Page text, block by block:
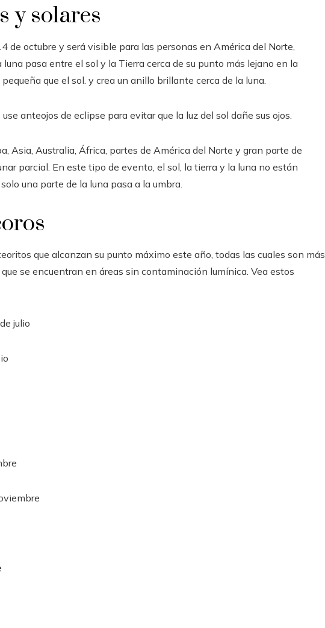
y solares
de octubre y será visible para las personas en América del Norte,
luna pasa entre el sol y la Tierra cerca de su punto más lejano en la
que el sol. y crea un anillo brillante cerca de la luna.
anteojos de eclipse para evitar que la luz del sol dañe sus ojos.
Asia, Australia, África, partes de América del Norte y gran parte de
parcial. En este tipo de evento, el sol, la tierra y la luna no están
una parte de la luna pasa a la umbra.
que alcanzan su punto máximo este año, todas las cuales son más
se encuentran en áreas sin contaminación lumínica. Vea estos
julio